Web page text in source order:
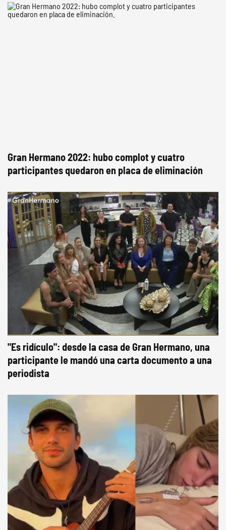
Gran Hermano 2022: hubo complot y cuatro
participantes quedaron en placa de eliminación
"Es ridículo": desde la casa de Gran Hermano, una
participante le mandó una carta documento a una
periodista